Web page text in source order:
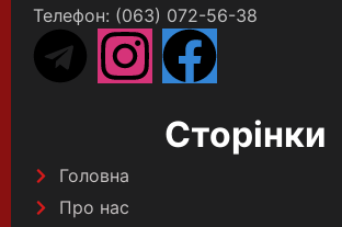
Телефон: (063) 072-56-38
Сторінки
Головна
Про нас